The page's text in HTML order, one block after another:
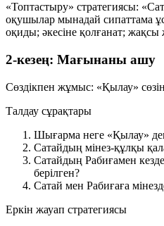
«Топтастыру» стратегиясы:
оқушылар мынадай сипаттама
оқиды; әкесіне қолғанат; жақсы
2-кезең: Мағынаны ашу
Сөздікпен жұмыс: «Қылау»
Талдау сұрақтары
Шығарма неге «Қылау»
Сатайдың мінез-құлқы
Сатайдың Рабиғамен
берілген?
Сатай мен Рабиғаға
Еркін жауап стратегиясы